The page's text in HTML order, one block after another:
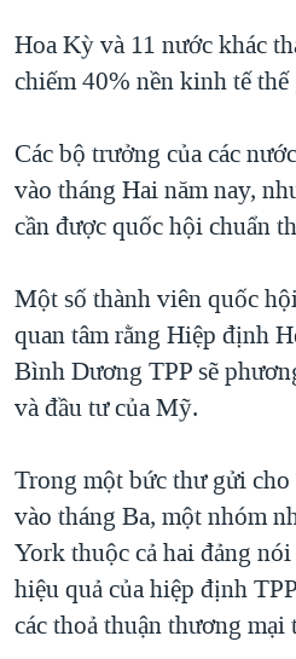
Hoa Kỳ và 11 nước khác
chiếm 40% nền kinh tế
Các bộ trưởng của các
vào tháng Hai năm nay,
cần được quốc hội chuẩn
Một số thành viên quốc
quan tâm rằng Hiệp định
Bình Dương TPP sẽ
và đầu tư của Mỹ.
Trong một bức thư gửi
vào tháng Ba, một nhóm
York thuộc cả hai đảng
hiệu quả của hiệp định
các thoả thuận thương